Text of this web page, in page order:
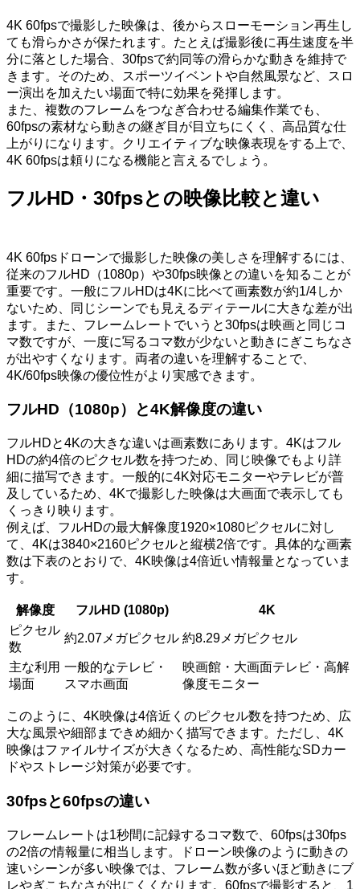
4K 60fpsで撮影した映像は、後からスローモーション再生し
ても滑らかさが保たれます。たとえば撮影後に再生速度を半
分に落とした場合、30fpsで約同等の滑らかな動きを維持で
きます。そのため、スポーツイベントや自然風景など、スロ
ー演出を加えたい場面で特に効果を発揮します。
また、複数のフレームをつなぎ合わせる編集作業でも、
60fpsの素材なら動きの継ぎ目が目立ちにくく、高品質な仕
上がりになります。クリエイティブな映像表現をする上で、
4K 60fpsは頼りになる機能と言えるでしょう。
フルHD・30fpsとの映像比較と違い
4K 60fpsドローンで撮影した映像の美しさを理解するには、
従来のフルHD（1080p）や30fps映像との違いを知ることが
重要です。一般にフルHDは4Kに比べて画素数が約1/4しか
ないため、同じシーンでも見えるディテールに大きな差が出
ます。また、フレームレートでいうと30fpsは映画と同じコ
マ数ですが、一度に写るコマ数が少ないと動きにぎこちなさ
が出やすくなります。両者の違いを理解することで、
4K/60fps映像の優位性がより実感できます。
フルHD（1080p）と4K解像度の違い
フルHDと4Kの大きな違いは画素数にあります。4Kはフル
HDの約4倍のピクセル数を持つため、同じ映像でもより詳
細に描写できます。一般的に4K対応モニターやテレビが普
及しているため、4Kで撮影した映像は大画面で表示しても
くっきり映ります。
例えば、フルHDの最大解像度1920×1080ピクセルに対し
て、4Kは3840×2160ピクセルと縦横2倍です。具体的な画素
数は下表のとおりで、4K映像は4倍近い情報量となっていま
す。
解像度 フルHD (1080p)
4K
ピクセル
数
約2.07メガピクセル 約8.29メガピクセル
主な利用
場面
一般的なテレビ・
スマホ画面
映画館・大画面テレビ・高解
像度モニター
このように、4K映像は4倍近くのピクセル数を持つため、広
大な風景や細部まできめ細かく描写できます。ただし、4K
映像はファイルサイズが大きくなるため、高性能なSDカー
ドやストレージ対策が必要です。
30fpsと60fpsの違い
フレームレートは1秒間に記録するコマ数で、60fpsは30fps
の2倍の情報量に相当します。ドローン映像のように動きの
速いシーンが多い映像では、フレーム数が多いほど動きにブ
レやぎこちなさが出にくくなります。60fpsで撮影すると、1